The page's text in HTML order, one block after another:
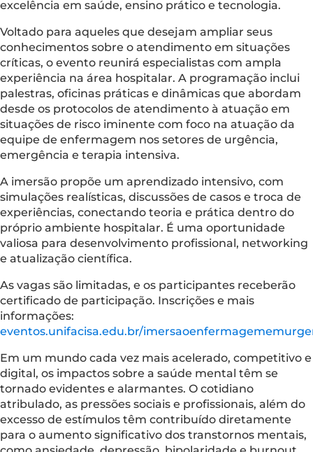
excelência em saúde, ensino prático e tecnologia.
Voltado para aqueles que desejam ampliar seus
conhecimentos sobre o atendimento em situações
críticas, o evento reunirá especialistas com ampla
experiência na área hospitalar. A programação inclui
palestras, oficinas práticas e dinâmicas que abordam
desde os protocolos de atendimento à atuação em
situações de risco iminente com foco na atuação da
equipe de enfermagem nos setores de urgência,
emergência e terapia intensiva.
A imersão propõe um aprendizado intensivo, com
simulações realísticas, discussões de casos e troca de
experiências, conectando teoria e prática dentro do
próprio ambiente hospitalar. É uma oportunidade
valiosa para desenvolvimento profissional, networking
e atualização científica.
As vagas são limitadas, e os participantes receberão
certificado de participação. Inscrições e mais
informações:
eventos.unifacisa.edu.br/
Em um mundo cada vez mais acelerado, competitivo e
digital, os impactos sobre a saúde mental têm se
tornado evidentes e alarmantes. O cotidiano
atribulado, as pressões sociais e profissionais, além do
excesso de estímulos têm contribuído diretamente
para o aumento significativo dos transtornos mentais,